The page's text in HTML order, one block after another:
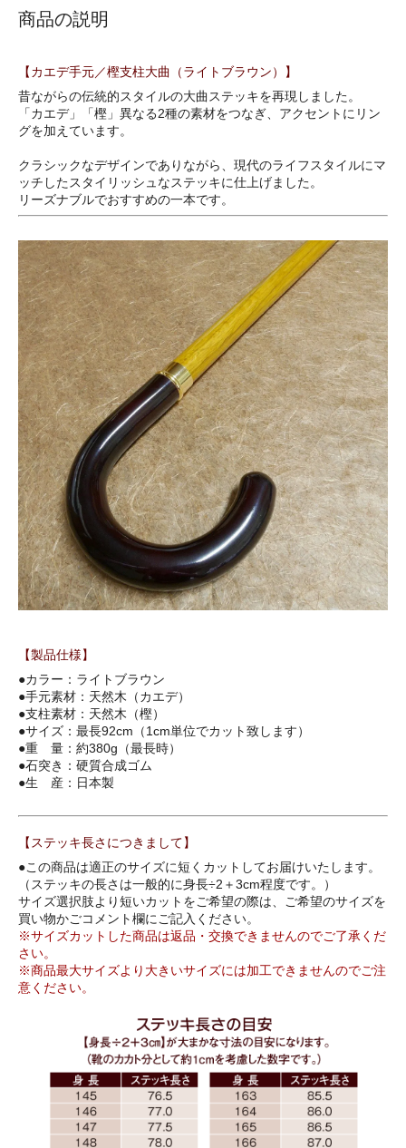
商品の説明
【カエデ手元／樫支柱大曲（ライトブラウン）】
昔ながらの伝統的スタイルの大曲ステッキを再現しました。
「カエデ」「樫」異なる2種の素材をつなぎ、アクセントにリン
グを加えています。
クラシックなデザインでありながら、現代のライフスタイルにマ
ッチしたスタイリッシュなステッキに仕上げました。
リーズナブルでおすすめの一本です。
【製品仕様】
●カラー：ライトブラウン
●手元素材：天然木（カエデ）
●支柱素材：天然木（樫）
●サイズ：最長92cm（1cm単位でカット致します）
●重 量：約380g（最長時）
●石突き：硬質合成ゴム
●生 産：日本製
【ステッキ長さにつきまして】
●この商品は適正のサイズに短くカットしてお届けいたします。
（ステッキの長さは一般的に身長÷2＋3cm程度です。）
サイズ選択肢より短いカットをご希望の際は、ご希望のサイズを
買い物かごコメント欄にご記入ください。
※サイズカットした商品は返品・交換できませんのでご了承くだ
さい。
※商品最大サイズより大きいサイズには加工できませんのでご注
意ください。